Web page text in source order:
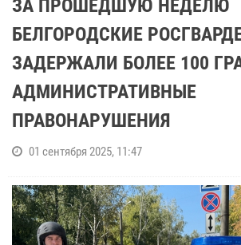
ЗА ПРОШЕДШУЮ НЕДЕЛЮ
БЕЛГОРОДСКИЕ
ЗАДЕРЖАЛИ БОЛЕЕ 100
АДМИНИСТРАТИВНЫЕ
ПРАВОНАРУШЕНИЯ
01 сентября 2025, 11:47